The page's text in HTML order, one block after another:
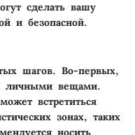
сделать вашу
и безопасной.
шагов. Во-первых,
личными вещами.
встретиться
зонах, таких
носить